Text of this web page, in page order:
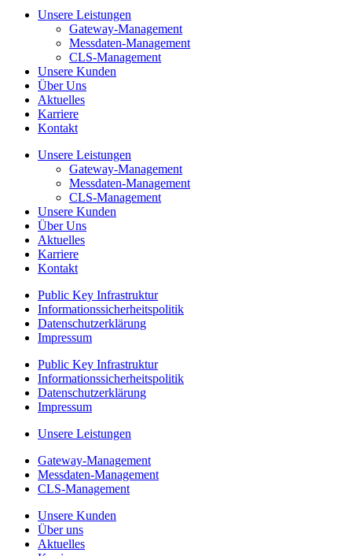
Unsere Leistungen
Gateway-Management
Messdaten-Management
CLS-Management
Unsere Kunden
Über Uns
Aktuelles
Karriere
Kontakt
Unsere Leistungen
Gateway-Management
Messdaten-Management
CLS-Management
Unsere Kunden
Über Uns
Aktuelles
Karriere
Kontakt
Public Key Infrastruktur
Informationssicherheitspolitik
Datenschutzerklärung
Impressum
Public Key Infrastruktur
Informationssicherheitspolitik
Datenschutzerklärung
Impressum
Unsere Leistungen
Gateway-Management
Messdaten-Management
CLS-Management
Unsere Kunden
Über uns
Aktuelles